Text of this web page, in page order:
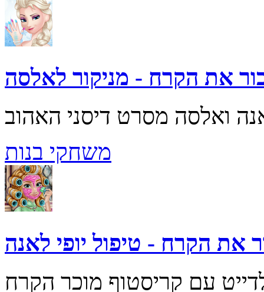
את הקרח - מניקור לאלסה
משחקי בנות
את הקרח - טיפול יופי לאנה